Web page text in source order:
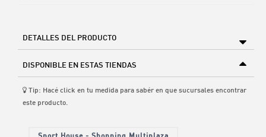
DETALLES DEL PRODUCTO
DISPONIBLE EN ESTAS TIENDAS
Tip: Hacé click en tu medida para sabér en que sucursales encontrar
este producto.